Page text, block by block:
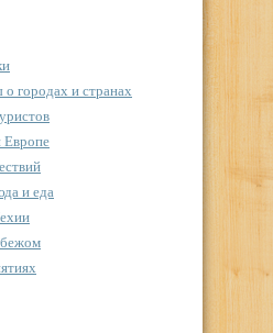
городах и странах
Европе
и еда